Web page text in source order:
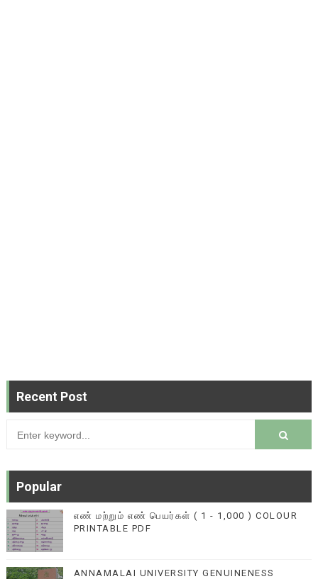
Recent Post
Popular
எண் மற்றும் எண் பெயர்கள் ( 1 - 1,000 ) COLOUR
PRINTABLE PDF
ANNAMALAI UNIVERSITY GENUINENESS